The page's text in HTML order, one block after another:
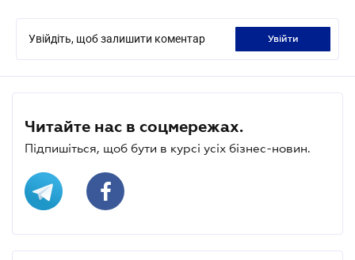
Увійдіть, щоб залишити коментар увійти
Читайте нас в соцмережах.
Підпишіться, щоб бути в курсі усіх бізнес-новин.